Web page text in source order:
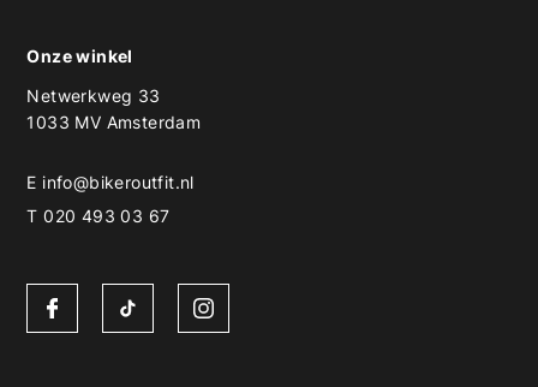
Onze winkel
Netwerkweg 33
1033 MV Amsterdam
E info@bikeroutfit.nl
T 020 493 03 67